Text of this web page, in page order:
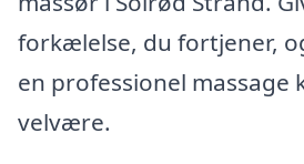
forkælelse, du fortjener,
en professionel massage
velvære.